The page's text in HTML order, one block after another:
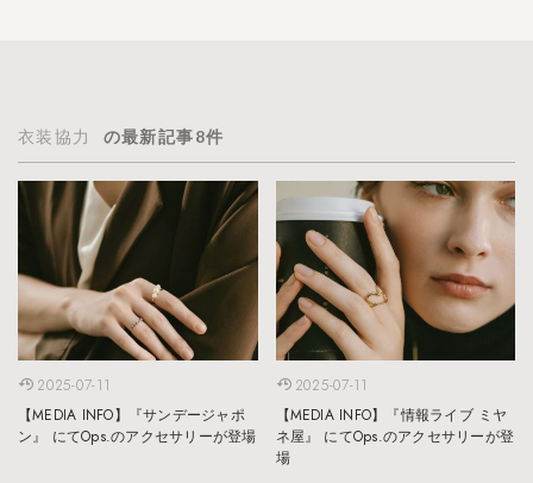
衣装協力 の最新記事8件
2025-07-11
【MEDIA INFO】『サンデージャポ
ン』 にてOps.のアクセサリーが登場
2025-07-11
【MEDIA INFO】『情報ライブ ミヤ
ネ屋』 にてOps.のアクセサリーが登
場